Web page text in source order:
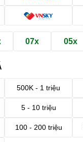
07x 05x
500K - 1 triệu
5 - 10 triệu
100 - 200 triệu